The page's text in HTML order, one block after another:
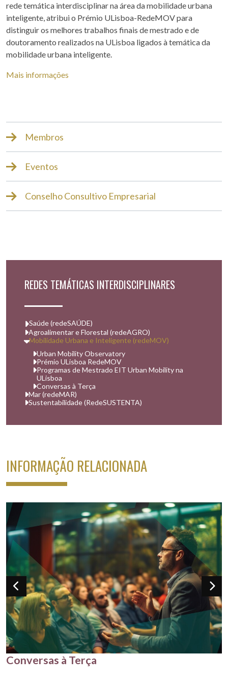
rede temática interdisciplinar na área da mobilidade urbana
inteligente, atribui o Prémio ULisboa-RedeMOV para
distinguir os melhores trabalhos finais de mestrado e de
doutoramento realizados na ULisboa ligados à temática da
mobilidade urbana inteligente.
Mais informações
Membros
Eventos
Conselho Consultivo Empresarial
REDES TEMÁTICAS INTERDISCIPLINARES
Saúde (redeSAÚDE)
Agroalimentar e Florestal (redeAGRO)
Mobilidade Urbana e Inteligente (redeMOV)
Urban Mobility Observatory
Prémio ULisboa RedeMOV
Programas de Mestrado EIT Urban Mobility na
ULisboa
Conversas à Terça
Mar (redeMAR)
Sustentabilidade (RedeSUSTENTA)
INFORMAÇÃO RELACIONADA
Conversas à Terça